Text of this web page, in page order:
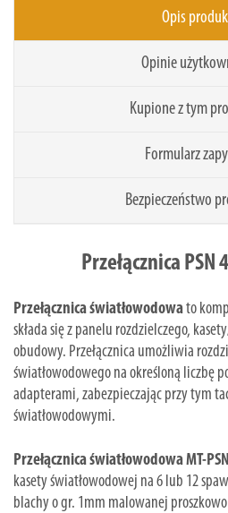
Opis
Opinie
Kupione z tym
Formularz
Bezpieczeństwo
Przełącznica PSN
Przełącznica światłowodowato
składa się z panelu rozdzielczego,
obudowy. Przełącznica umożliwia
światłowodowego na określoną liczbę
adapterami, zabezpieczając przy tym
światłowodowymi.
Przełącznica światłowodowa MT-
kasety światłowodowej na 6 lub 12
blachy o gr. 1mm malowanej